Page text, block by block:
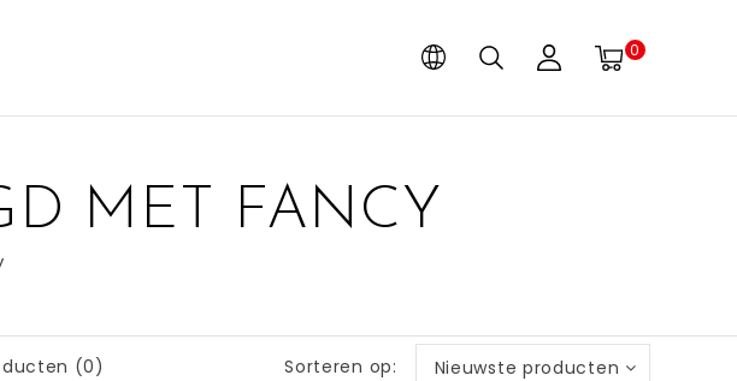
0
MET FANCY
(0) Sorteren op: Nieuwste producten